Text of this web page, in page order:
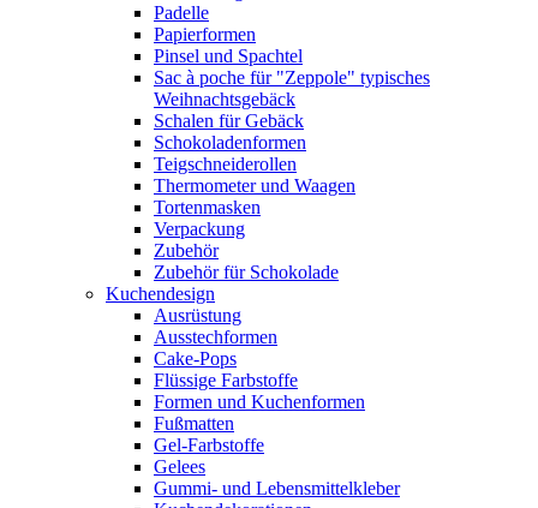
Padelle
Papierformen
Pinsel und Spachtel
Sac à poche für "Zeppole" typisches
Weihnachtsgebäck
Schalen für Gebäck
Schokoladenformen
Teigschneiderollen
Thermometer und Waagen
Tortenmasken
Verpackung
Zubehör
Zubehör für Schokolade
Kuchendesign
Ausrüstung
Ausstechformen
Cake-Pops
Flüssige Farbstoffe
Formen und Kuchenformen
Fußmatten
Gel-Farbstoffe
Gelees
Gummi- und Lebensmittelkleber